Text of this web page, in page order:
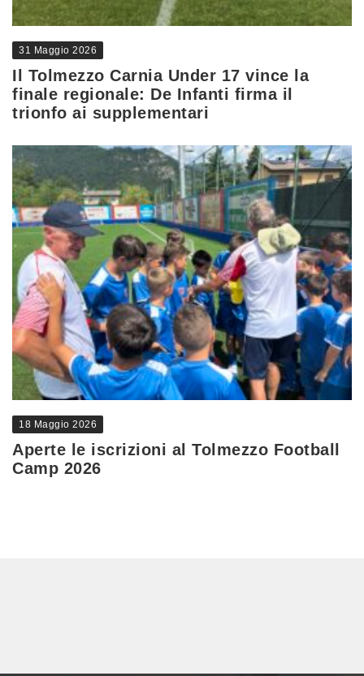
31 Maggio 2026
Il Tolmezzo Carnia Under 17 vince la
finale regionale: De Infanti firma il
trionfo ai supplementari
18 Maggio 2026
Aperte le iscrizioni al Tolmezzo Football
Camp 2026